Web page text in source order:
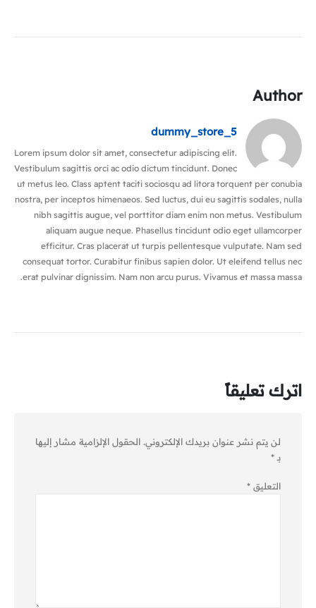
Author
dummy_store_5
Lorem ipsum dolor sit amet, consectetur adipiscing elit.
Vestibulum sagittis orci ac odio dictum tincidunt. Donec
ut metus leo. Class aptent taciti sociosqu ad litora torquent per conubia
nostra, per inceptos himenaeos. Sed luctus, dui eu sagittis sodales, nulla
nibh sagittis augue, vel porttitor diam enim non metus. Vestibulum
aliquam augue neque. Phasellus tincidunt odio eget ullamcorper
efficitur. Cras placerat ut turpis pellentesque vulputate. Nam sed
consequat tortor. Curabitur finibus sapien dolor. Ut eleifend tellus nec
erat pulvinar dignissim. Nam non arcu purus. Vivamus et massa massa.
اترك تعليقاً
لن يتم نشر عنوان بريدك الإلكتروني. الحقول الإلزامية مشار إليها
بـ*
التعليق *